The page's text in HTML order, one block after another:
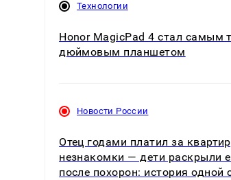
Технологии
Honor MagicPad 4 стал самым
дюймовым планшетом
Новости России
Отец годами платил за
незнакомки — дети раскрыли
после похорон: история одной